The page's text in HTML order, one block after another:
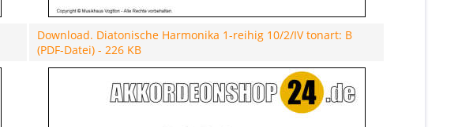
Download. Diatonische Harmonika 1-reihig 10/2/IV tonart: B
(PDF-Datei) - 226 KB